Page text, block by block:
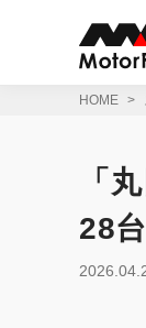
HOME
「
28